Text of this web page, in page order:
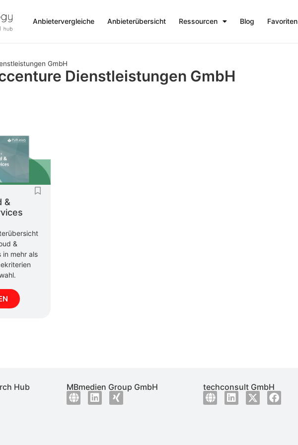
Anbietervergleiche Anbieterübersicht Ressourcen Blog Favoriten
GmbH
Dienstleistungen GmbH
&
&
in mehr als
Hub MBmedien Group GmbH techconsult GmbH